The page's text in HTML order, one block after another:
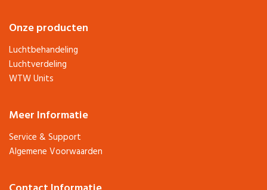
Onze producten
Luchtbehandeling
Luchtverdeling
WTW Units
Meer Informatie
Service & Support
Algemene Voorwaarden